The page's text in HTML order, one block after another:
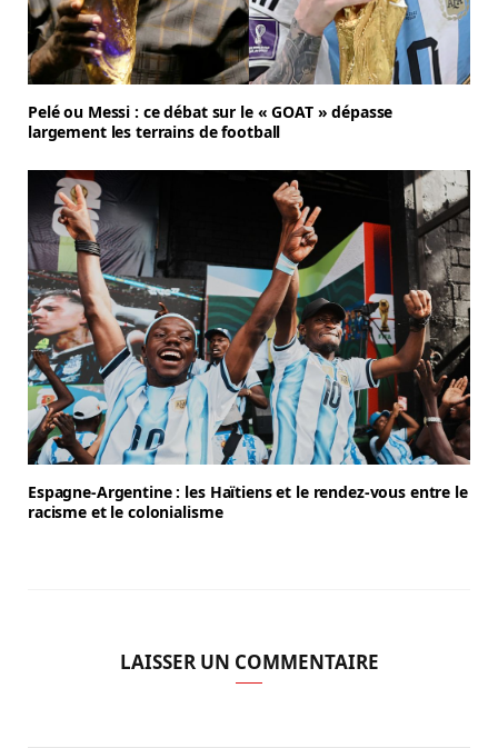
Pelé ou Messi : ce débat sur le « GOAT » dépasse
largement les terrains de football
Espagne-Argentine : les Haïtiens et le rendez-vous entre le
racisme et le colonialisme
LAISSER UN COMMENTAIRE